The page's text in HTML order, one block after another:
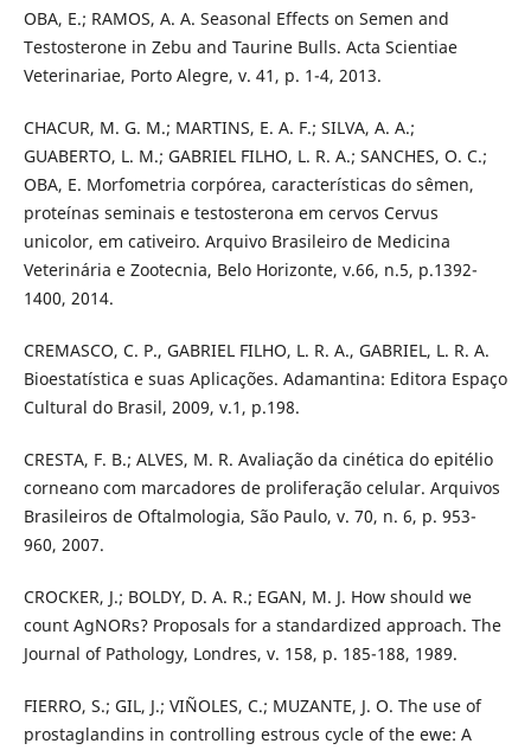
OBA, E.; RAMOS, A. A. Seasonal Effects on Semen and
Testosterone in Zebu and Taurine Bulls. Acta Scientiae
Veterinariae, Porto Alegre, v. 41, p. 1-4, 2013.
CHACUR, M. G. M.; MARTINS, E. A. F.; SILVA, A. A.;
GUABERTO, L. M.; GABRIEL FILHO, L. R. A.; SANCHES, O. C.;
OBA, E. Morfometria corpórea, características do sêmen,
proteínas seminais e testosterona em cervos Cervus
unicolor, em cativeiro. Arquivo Brasileiro de Medicina
Veterinária e Zootecnia, Belo Horizonte, v.66, n.5, p.1392-
1400, 2014.
CREMASCO, C. P., GABRIEL FILHO, L. R. A., GABRIEL, L. R. A.
Bioestatística e suas Aplicações. Adamantina: Editora Espaço
Cultural do Brasil, 2009, v.1, p.198.
CRESTA, F. B.; ALVES, M. R. Avaliação da cinética do epitélio
corneano com marcadores de proliferação celular. Arquivos
Brasileiros de Oftalmologia, São Paulo, v. 70, n. 6, p. 953-
960, 2007.
CROCKER, J.; BOLDY, D. A. R.; EGAN, M. J. How should we
count AgNORs? Proposals for a standardized approach. The
Journal of Pathology, Londres, v. 158, p. 185-188, 1989.
FIERRO, S.; GIL, J.; VIÑOLES, C.; MUZANTE, J. O. The use of
prostaglandins in controlling estrous cycle of the ewe: A